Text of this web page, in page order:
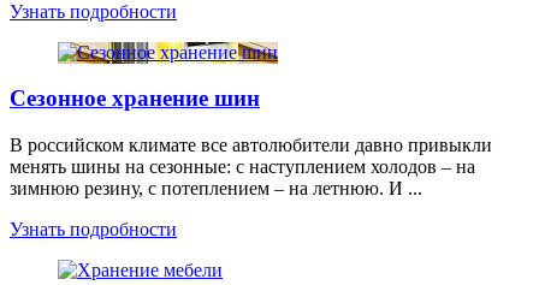
Узнать подробности
Сезонное хранение шин
В российском климате все автолюбители давно привыкли
менять шины на сезонные: с наступлением холодов – на
зимнюю резину, с потеплением – на летнюю. И ...
Узнать подробности